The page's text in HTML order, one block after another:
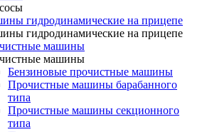
гидродинамические на прицепе
гидродинамические на прицепе
машины
машины
Бензиновые прочистные машины
Прочистные машины барабанного
типа
Прочистные машины секционного
типа